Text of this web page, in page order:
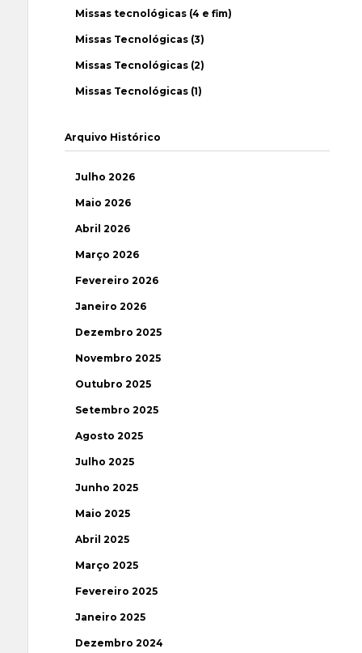
Missas tecnológicas (4 e fim)
Missas Tecnológicas (3)
Missas Tecnológicas (2)
Missas Tecnológicas (1)
Arquivo Histórico
Julho 2026
Maio 2026
Abril 2026
Março 2026
Fevereiro 2026
Janeiro 2026
Dezembro 2025
Novembro 2025
Outubro 2025
Setembro 2025
Agosto 2025
Julho 2025
Junho 2025
Maio 2025
Abril 2025
Março 2025
Fevereiro 2025
Janeiro 2025
Dezembro 2024